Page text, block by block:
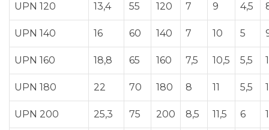
UPN 120 13,4 55 120 7 9 4,5
UPN 140 16 60 140 7 10 5
UPN 160 18,8 65 160 7,5 10,5 5,5
UPN 180 22 70 180 8 11 5,5
UPN 200 25,3 75 200 8,5 11,5 6